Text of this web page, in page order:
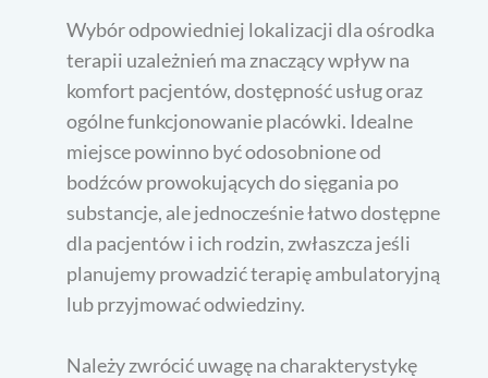
Wybór odpowiedniej lokalizacji dla ośrodka
terapii uzależnień ma znaczący wpływ na
komfort pacjentów, dostępność usług oraz
ogólne funkcjonowanie placówki. Idealne
miejsce powinno być odosobnione od
bodźców prowokujących do sięgania po
substancje, ale jednocześnie łatwo dostępne
dla pacjentów i ich rodzin, zwłaszcza jeśli
planujemy prowadzić terapię ambulatoryjną
lub przyjmować odwiedziny.
Należy zwrócić uwagę na charakterystykę